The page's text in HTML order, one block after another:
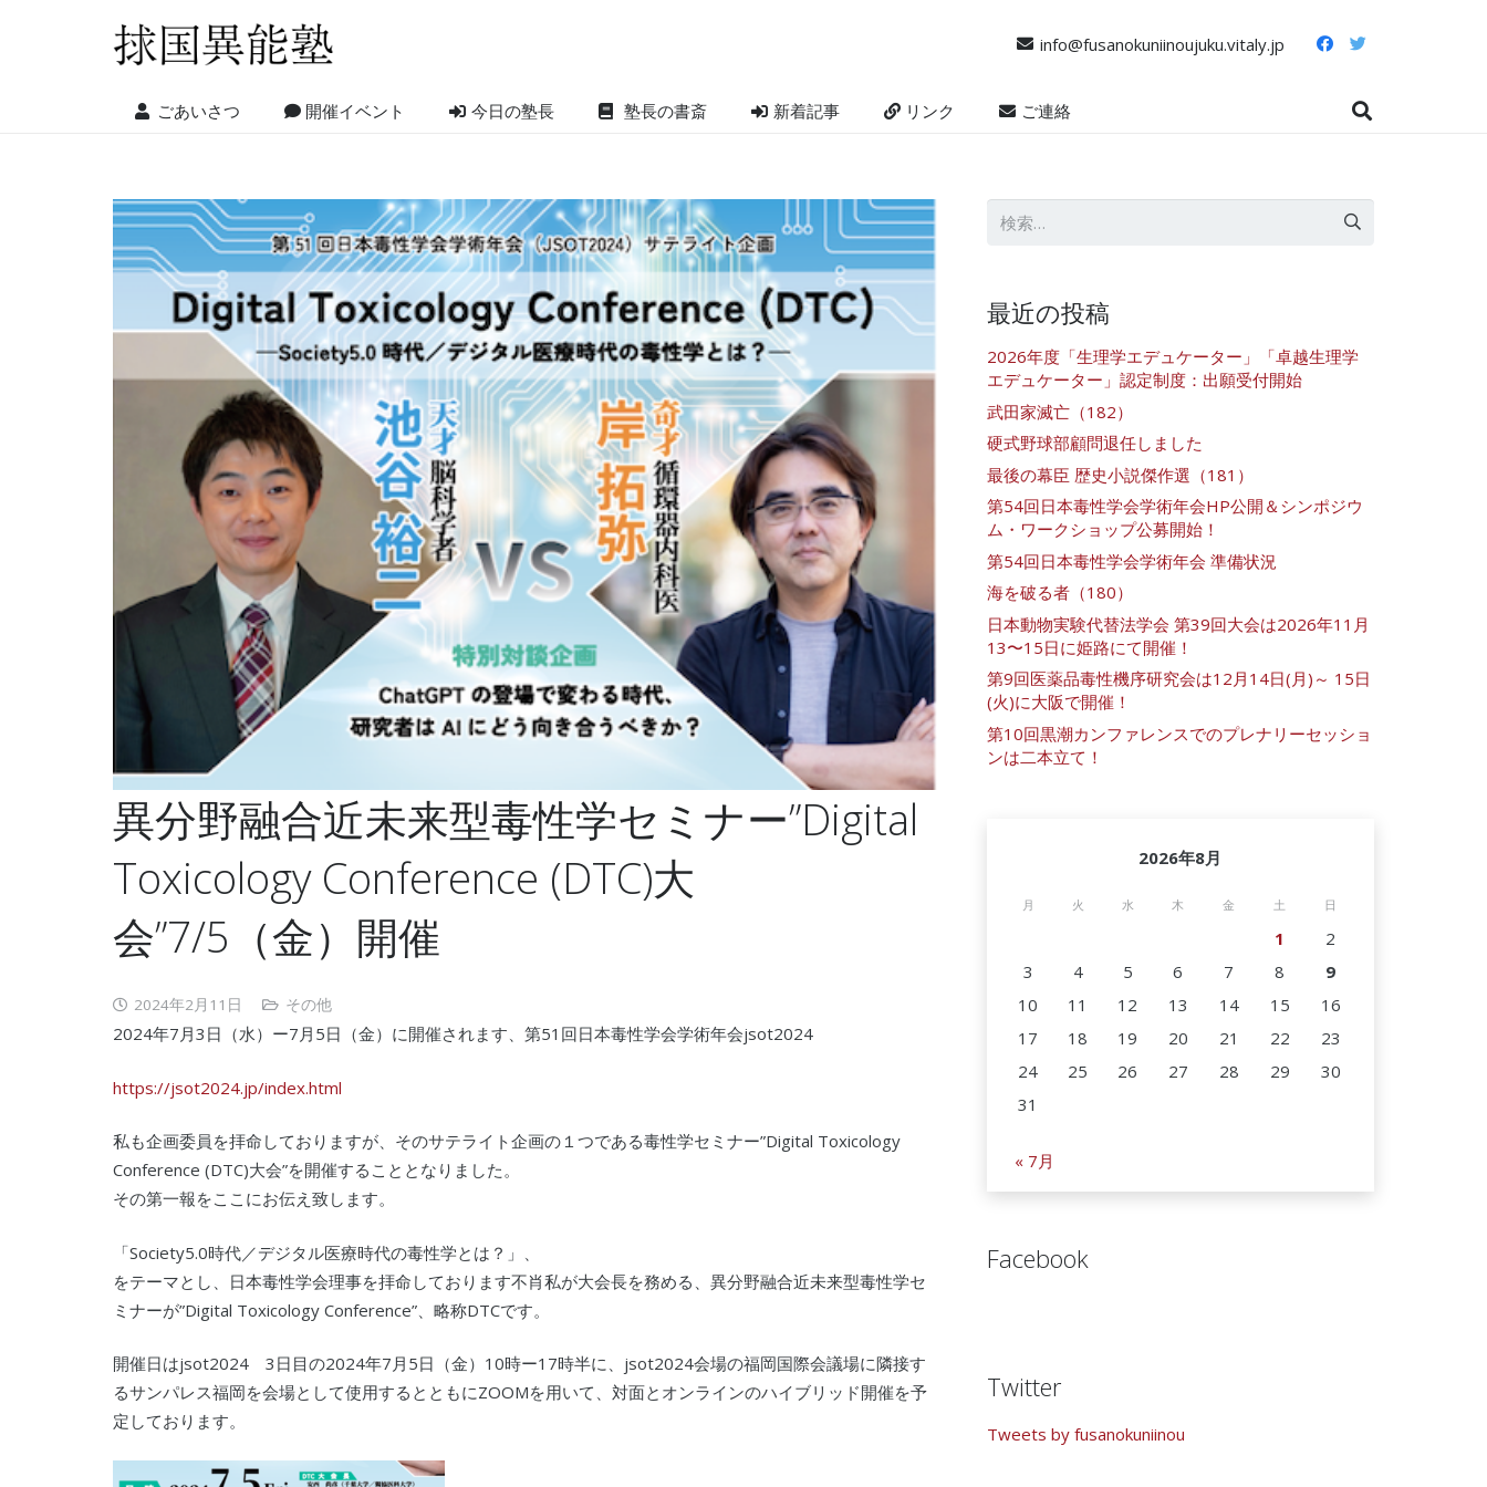
info@fusanokuniinoujuku.vitaly.jp
ごあいさつ 開催イベント 今日の塾長 塾長の書斎 新着記事 リンク ご連絡
異分野融合近未来型毒性学セミナー”Digital
Toxicology Conference (DTC)大
会”7/5（金）開催
2024年2月11日 その他
2024年7月3日（水）ー7月5日（金）に開催されます、第51回日本毒性学会学術年会jsot2024
https://jsot2024.jp/index.html
私も企画委員を拝命しておりますが、そのサテライト企画の１つである毒性学セミナー”Digital Toxicology
Conference (DTC)大会”を開催することとなりました。
その第一報をここにお伝え致します。
「Society5.0時代／デジタル医療時代の毒性学とは？」、
をテーマとし、日本毒性学会理事を拝命しております不肖私が大会長を務める、異分野融合近未来型毒性学セ
ミナーが”Digital Toxicology Conference”、略称DTCです。
開催日はjsot2024 3日目の2024年7月5日（金）10時ー17時半に、jsot2024会場の福岡国際会議場に隣接す
るサンパレス福岡を会場として使用するとともにZOOMを用いて、対面とオンラインのハイブリッド開催を予
定しております。
最近の投稿
2026年度「生理学エデュケーター」「卓越生理学
エデュケーター」認定制度：出願受付開始
武田家滅亡（182）
硬式野球部顧問退任しました
最後の幕臣 歴史小説傑作選（181）
第54回日本毒性学会学術年会HP公開＆シンポジウ
ム・ワークショップ公募開始！
第54回日本毒性学会学術年会 準備状況
海を破る者（180）
日本動物実験代替法学会 第39回大会は2026年11月
13〜15日に姫路にて開催！
第9回医薬品毒性機序研究会は12月14日(月)～ 15日
(火)に大阪で開催！
第10回黒潮カンファレンスでのプレナリーセッショ
ンは二本立て！
2026年8月
月 火 水 木 金 土 日
1
2
3
4 5 6 7 8
9
10
11 12 13 14 15
16
17
18 19 20 21 22
23
24
25 26 27 28 29
30
31
« 7月
Facebook
Twitter
Tweets by fusanokuniinou